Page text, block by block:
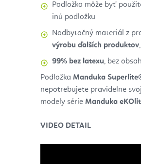
Podložka môže byť
inú podložku
Nadbytočný materiál z
výrobu ďalších produktov
99% bez latexu, bez
Podložka Manduka
nepotrebujete pravidelne
modely série Manduka
VIDEO DETAIL